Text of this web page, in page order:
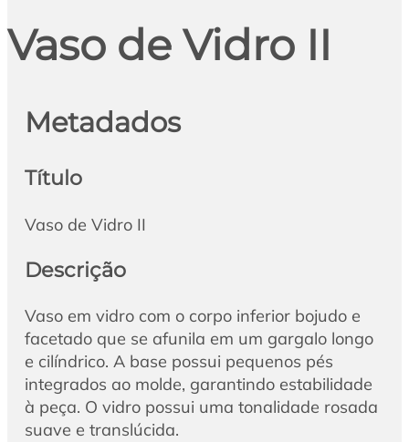
Vaso de Vidro II
Metadados
Título
Vaso de Vidro II
Descrição
Vaso em vidro com o corpo inferior bojudo e
facetado que se afunila em um gargalo longo
e cilíndrico. A base possui pequenos pés
integrados ao molde, garantindo estabilidade
à peça. O vidro possui uma tonalidade rosada
suave e translúcida.